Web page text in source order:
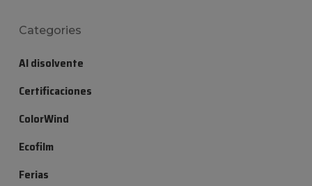
Categories
Al disolvente
Certificaciones
ColorWind
Ecofilm
Ferias